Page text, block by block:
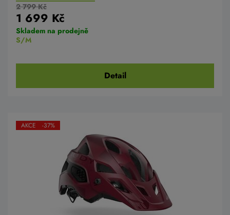
2 799 Kč
1 699 Kč
Skladem na prodejně
S/M
Detail
AKCE -37%